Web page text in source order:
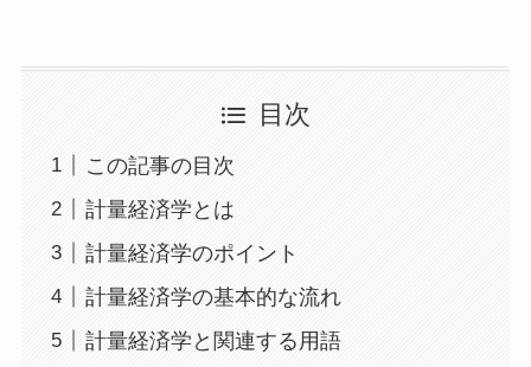
目次
この記事の目次
計量経済学とは
計量経済学のポイント
計量経済学の基本的な流れ
計量経済学と関連する用語